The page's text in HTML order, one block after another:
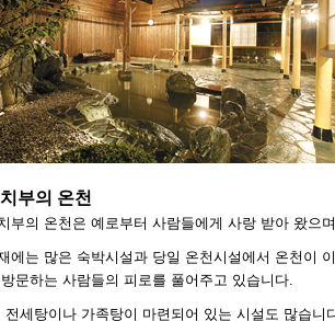
부의 온천
부의 온천은 예로부터 사람들에게 사랑 받아 왔으
에는 많은 숙박시설과 당일 온천시설에서 온천이
문하는 사람들의 피로를 풀어주고 있습니다.
전세탕이나 가족탕이 마련되어 있는 시설도 많습니